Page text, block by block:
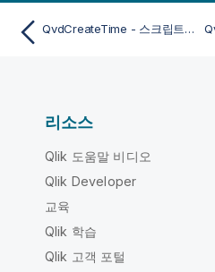
QvdCreateTime - 스크립트 함수
리소스
Qlik 도움말 비디오
Qlik Developer
교육
Qlik 학습
Qlik 고객 포털